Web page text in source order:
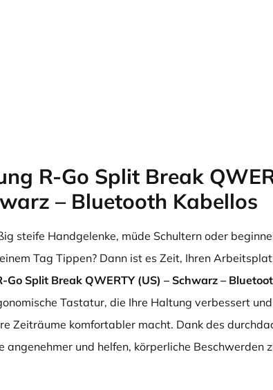
R-Go Split Break
– Bluetooth Kabellos
steife Handgelenke, müde Schultern oder
Tag Tippen? Dann ist es Zeit, Ihren
Go Split Break QWERTY (US) – Schwarz –
Tastatur, die Ihre Haltung verbessert
Zeiträume komfortabler macht. Dank des
angenehmer und helfen, körperliche Beschwerden